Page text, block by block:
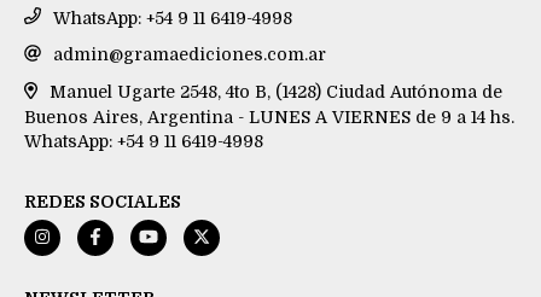
WhatsApp: +54 9 11 6419-4998
admin@gramaediciones.com.ar
Manuel Ugarte 2548, 4to B, (1428) Ciudad Autónoma de
Buenos Aires, Argentina - LUNES A VIERNES de 9 a 14 hs.
WhatsApp: +54 9 11 6419-4998
REDES SOCIALES